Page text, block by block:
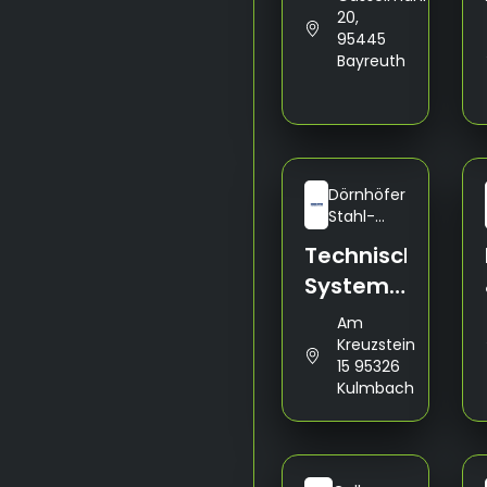
20,
95445
Bayreuth
Dörnhöfer
Stahl-
GmbH &
Co.KG
Technischer
Systemplaner
Am
Kreuzstein
15 95326
Kulmbach